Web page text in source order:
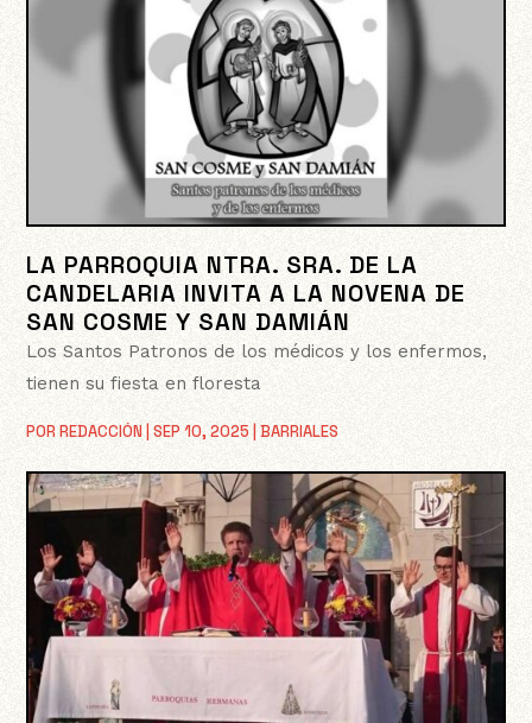
LA PARROQUIA NTRA. SRA. DE LA
CANDELARIA INVITA A LA NOVENA DE
SAN COSME Y SAN DAMIÁN
PORREDACCIÓN |SEP 10, 2025 |BARRIALES
Los Santos Patronos de los médicos y los enfermos,
tienen su fiesta en floresta